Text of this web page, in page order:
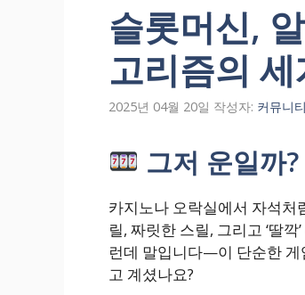
슬롯머신,
고리즘의 세
2025년 04월 20일 작성자: 커뮤니
그저 운일까
카지노나 오락실에서 자석처
릴, 짜릿한 스릴, 그리고 ‘딸
런데 말입니다—이 단순한 게
고 계셨나요?